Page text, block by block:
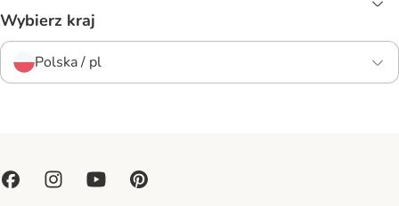
Wybierz kraj
Polska / pl